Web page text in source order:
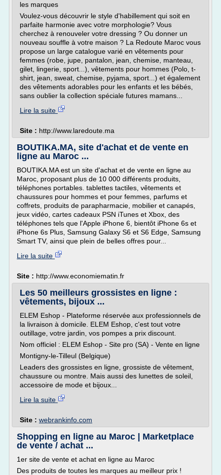
les marques
Voulez-vous découvrir le style d'habillement qui soit en
parfaite harmonie avec votre morphologie? Vous
cherchez à renouveler votre dressing ? Ou donner un
nouveau souffle à votre maison ? La Redoute Maroc vous
propose un large catalogue varié en vêtements pour
femmes (robe, jupe, pantalon, jean, chemise, manteau,
gilet, lingerie, sport...), vêtements pour hommes (Polo, t-
shirt, jean, sweat, chemise, pyjama, sport...) et également
des vêtements adorables pour les enfants et les bébés,
sans oublier la collection spéciale futures mamans...
Lire la suite
Site : http://www.laredoute.ma
BOUTIKA.MA, site d'achat et de vente en
ligne au Maroc ...
BOUTIKA.MA est un site d'achat et de vente en ligne au
Maroc, proposant plus de 10 000 différents produits,
téléphones portables. tablettes tactiles, vêtements et
chaussures pour hommes et pour femmes, parfums et
coffrets, produits de parapharmacie, mobilier et canapés,
jeux vidéo, cartes cadeaux PSN iTunes et Xbox, des
téléphones tels que l'Apple iPhone 6, bientôt iPhone 6s et
iPhone 6s Plus, Samsung Galaxy S6 et S6 Edge, Samsung
Smart TV, ainsi que plein de belles offres pour...
Lire la suite
Site : http://www.economiematin.fr
Les 50 meilleurs grossistes en ligne :
vêtements, bijoux ...
ELEM Eshop - Plateforme réservée aux professionnels de
la livraison à domicile. ELEM Eshop, c'est tout votre
outillage, votre jardin, vos pompes a prix discount.
Nom officiel : ELEM Eshop - Site pro (SA) - Vente en ligne
Montigny-le-Tilleul (Belgique)
Leaders des grossistes en ligne, grossiste de vêtement,
chaussure ou montre. Mais aussi des lunettes de soleil,
accessoire de mode et bijoux...
Lire la suite
Site : webrankinfo.com
Shopping en ligne au Maroc | Marketplace
de vente / achat ...
1er site de vente et achat en ligne au Maroc
Des produits de toutes les marques au meilleur prix !